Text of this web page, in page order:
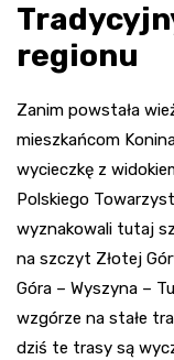
regionu
Zanim powstała
mieszkańcom
wycieczkę z
Polskiego
wyznakowali tutaj
na szczyt Złotej
Góra – Wyszyna –
wzgórze na stałe
dziś te trasy są